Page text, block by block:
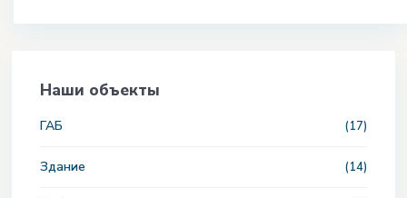
Наши объекты
ГАБ (17)
Здание (14)